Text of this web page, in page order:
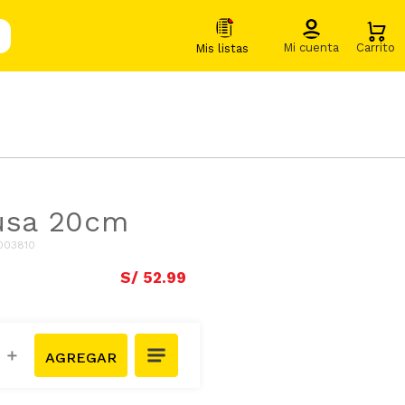
20cm
S/ 52.99
＋